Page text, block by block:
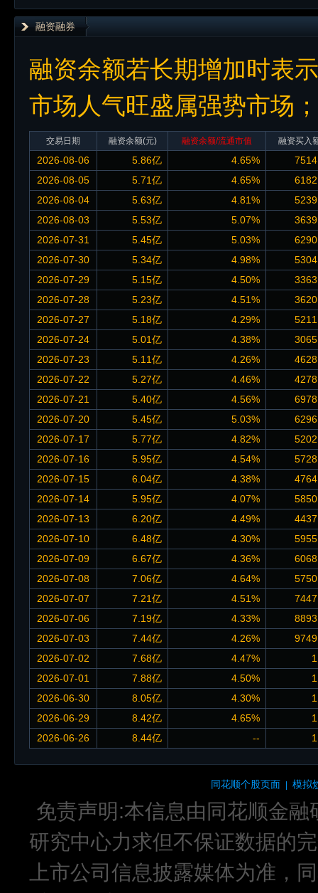
融资融券
融资余额若长期增加时表
市场人气旺盛属强势市场
交易日期 融资余额(元) 融资余额/流通市值 融资买入
2026-08-06 5.86亿 4.65%
2026-08-05
5.71亿 4.65%
2026-08-04
5.63亿 4.81%
2026-08-03
5.53亿 5.07%
2026-07-31
5.45亿 5.03%
2026-07-30
5.34亿 4.98%
2026-07-29
5.15亿 4.50%
2026-07-28
5.23亿 4.51%
2026-07-27
5.18亿 4.29%
2026-07-24
5.01亿 4.38%
2026-07-23
5.11亿 4.26%
2026-07-22
5.27亿 4.46%
2026-07-21
5.40亿 4.56%
2026-07-20
5.45亿 5.03%
2026-07-17
5.77亿 4.82%
2026-07-16
5.95亿 4.54%
2026-07-15
6.04亿 4.38%
2026-07-14
5.95亿 4.07%
2026-07-13
6.20亿 4.49%
2026-07-10
6.48亿 4.30%
2026-07-09
6.67亿 4.36%
2026-07-08
7.06亿 4.64%
2026-07-07
7.21亿 4.51%
2026-07-06
7.19亿 4.33%
2026-07-03
7.44亿 4.26%
2026-07-02
7.68亿 4.47%
2026-07-01
7.88亿 4.50%
2026-06-30
8.05亿 4.30%
2026-06-29
8.42亿 4.65%
2026-06-26
8.44亿 --
同花顺个股页面 模拟
免责声明:本信息由同花顺金
研究中心力求但不保证数据的
上市公司信息披露媒体为准，